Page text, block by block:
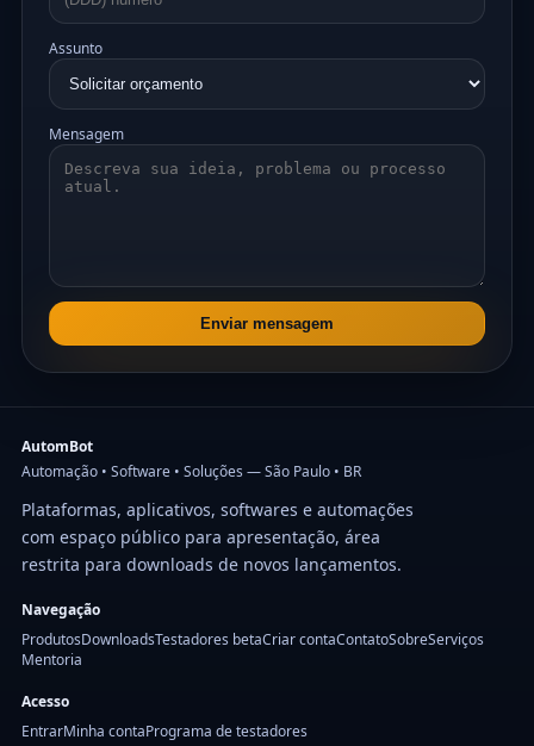
Assunto
Mensagem
Enviar mensagem
AutomBot
Automação • Software • Soluções — São Paulo • BR
Plataformas, aplicativos, softwares e automações
com espaço público para apresentação, área
restrita para downloads de novos lançamentos.
Navegação
ProdutosDownloadsTestadores betaCriar contaContatoSobreServiços
Mentoria
Acesso
EntrarMinha contaPrograma de testadores